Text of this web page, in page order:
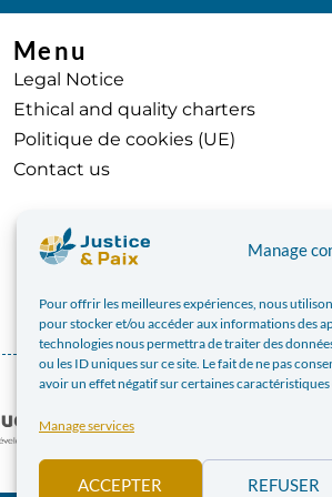
Manage
Pour offrir les meilleures expériences, nous
pour stocker et/ou accéder aux informations des
technologies nous permettra de traiter des
ou les ID uniques sur ce site. Le fait de ne pas
avoir un effet négatif sur certaines
Manage services
ACCEPTER REFUSER
Menu
Legal Notice
Ethical and quality charters
Politique de cookies (UE)
Contact us